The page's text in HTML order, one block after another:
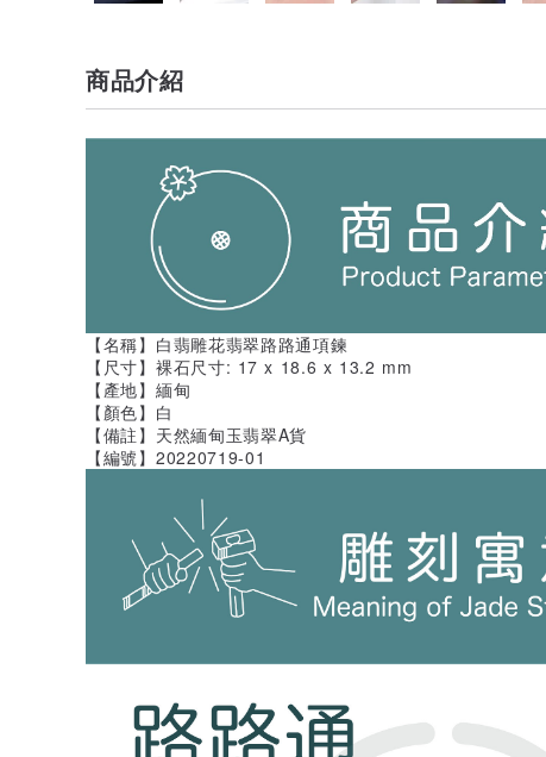
商品介紹
【名稱】白翡雕花翡翠路路通項鍊
【尺寸】裸石尺寸: 17 x 18.6 x 13.2 mm
【產地】緬甸
【顏色】白
【備註】天然緬甸玉翡翠A貨
【編號】20220719-01